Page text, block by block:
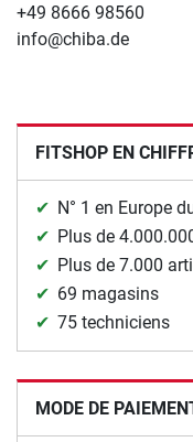
+49 8666 98560
info@chiba.de
FITSHOP EN
N° 1 en Europe
Plus de
Plus de 7.000
69 magasins
75 techniciens
MODE DE